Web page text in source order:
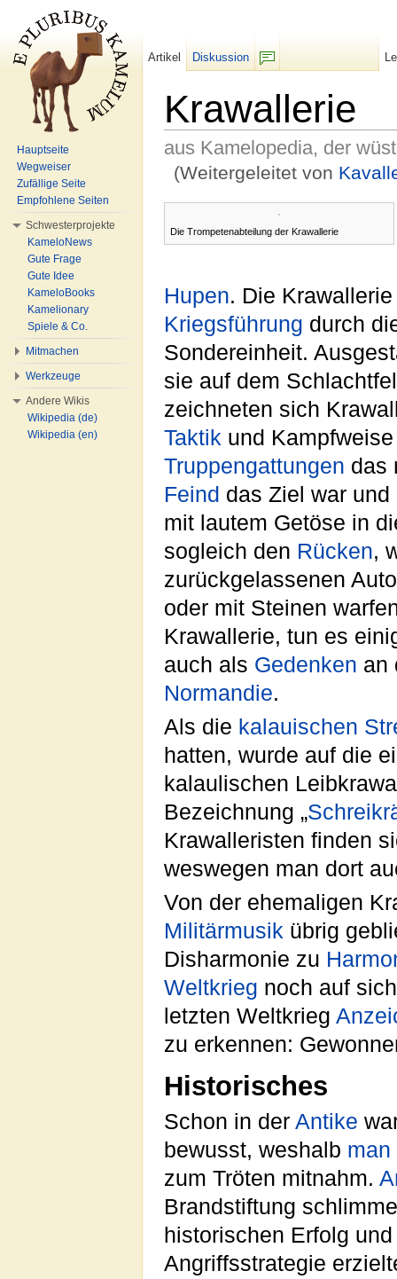
Krawallerie
aus Kamelopedia, der
(Weitergeleitet von
Die Trompetenabteilung der Krawallerie
Hupen. Die
Kriegsführung durch
Sondereinheit.
sie auf dem
zeichneten sich
Taktik und
Truppengattungen das
Feind das Ziel war
mit lautem Getöse in
sogleich den Rücken,
zurückgelassenen
oder mit Steinen
Krawallerie, tun es
auch als Gedenken an
Normandie.
Als die kalauischen
hatten, wurde auf die
kalaulischen
Bezeichnung „
Krawalleristen finden
weswegen man dort
Von der ehemaligen
Militärmusik übrig
Disharmonie zu
Weltkrieg noch auf
letzten Weltkrieg
zu erkennen:
Historisches
Schon in der Antike
bewusst, weshalb man
zum Tröten mitnahm.
Brandstiftung
historischen Erfolg
Angriffsstrategie
Artikel
Diskussion
Hauptseite
Wegweiser
Zufällige Seite
Empfohlene Seiten
Schwesterprojekte
KameloNews
Gute Frage
Gute Idee
KameloBooks
Kamelionary
Spiele & Co.
Mitmachen
Werkzeuge
Andere Wikis
Wikipedia (de)
Wikipedia (en)